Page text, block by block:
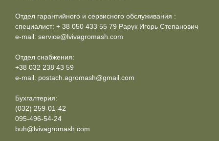
Отдел гарантийного и сервисного обслуживания :
специалист: + 38 050 433 55 79 Рарук Игорь Степанович
e-mail: service@lvivagromash.com
Отдел снабжения:
+38 032 238 43 59
e-mail: postach.agromash@gmail.com
Бухгалтерия:
(032) 259-01-42
095-496-54-24
buh@lvivagromash.com